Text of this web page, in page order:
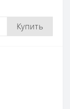
Купить